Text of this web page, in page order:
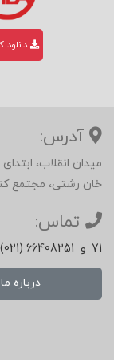
که تنها با
آگاهانه بسازد.
دربارهٔ مغز
است. تیم اَش
ریشه‌ها
غرایز، آن‌ها
انتخاب
دانلود
آدرس:
خان رشتی، مجتمع
تماس:
(021) 66408251 و 71
درباره ما